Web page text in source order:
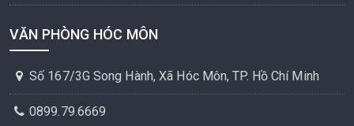
VĂN PHÒNG HÓC MÔN
Số 167/3G Song Hành, Xã Hóc Môn, TP. Hồ Chí Minh
0899.79.6669